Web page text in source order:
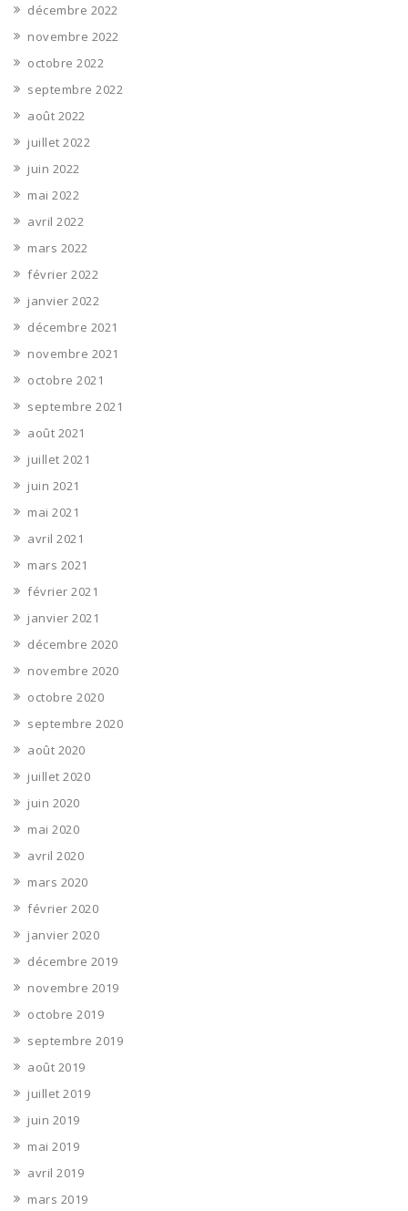
décembre 2022
novembre 2022
octobre 2022
septembre 2022
août 2022
juillet 2022
juin 2022
mai 2022
avril 2022
mars 2022
février 2022
janvier 2022
décembre 2021
novembre 2021
octobre 2021
septembre 2021
août 2021
juillet 2021
juin 2021
mai 2021
avril 2021
mars 2021
février 2021
janvier 2021
décembre 2020
novembre 2020
octobre 2020
septembre 2020
août 2020
juillet 2020
juin 2020
mai 2020
avril 2020
mars 2020
février 2020
janvier 2020
décembre 2019
novembre 2019
octobre 2019
septembre 2019
août 2019
juillet 2019
juin 2019
mai 2019
avril 2019
mars 2019